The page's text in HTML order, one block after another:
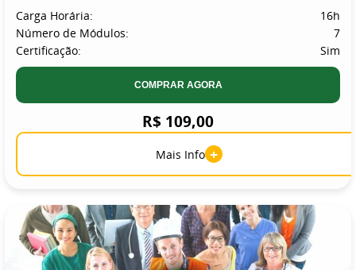
Carga Horária:
16h
Número de Módulos:
7
Certificação:
Sim
COMPRAR AGORA
R$ 109,00
Mais Info +